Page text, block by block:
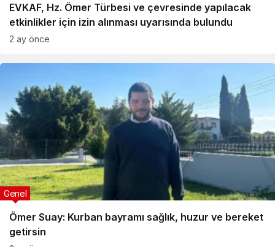
EVKAF, Hz. Ömer Türbesi ve çevresinde yapılacak
etkinlikler için izin alınması uyarısında bulundu
2 ay önce
Ömer Suay: Kurban bayramı sağlık, huzur ve bereket
getirsin
Genel